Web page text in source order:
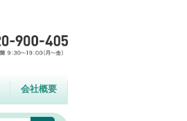
会社概要